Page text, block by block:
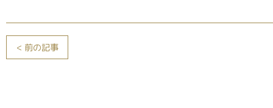
< 前の記事